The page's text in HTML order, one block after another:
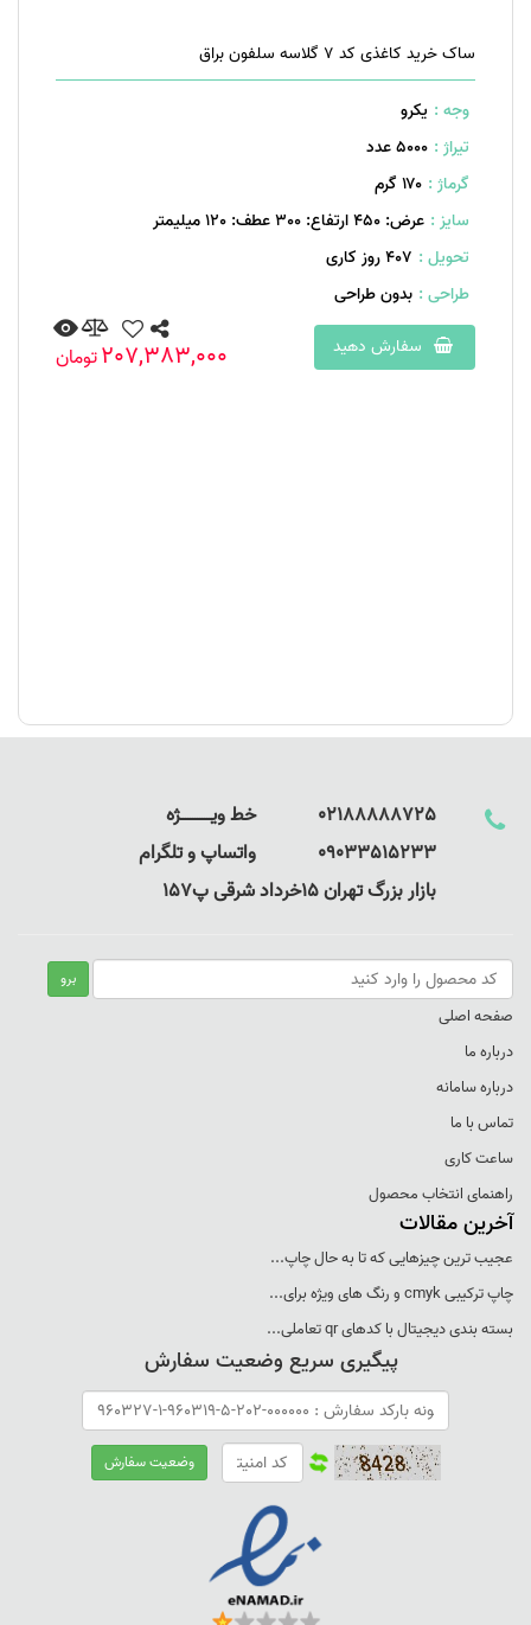
ساک خرید کاغذی کد 7 گلاسه سلفون براق
وجه : یکرو
تیراژ : 5000 عدد
گرماژ : ۱۷۰ گرم
سایز : عرض: 450 ارتفاع: 300 عطف: 120 میلیمتر
تحویل : 407 روز کاری
طراحی : بدون طراحی
سفارش دهید
207,383,000تومان
02188888725 خط ویـــــــــــــژه
09033515233 واتساپ و تلگرام
بازار بزرگ تهران 15خرداد شرقی پ157
صفحه اصلی
درباره ما
درباره سامانه
تماس با ما
ساعت کاری
راهنمای انتخاب محصول
آخرین مقالات
عجيب ترين چيزهايی که تا به حال چاپ...
چاپ ترکيبی cmyk و رنگ های ويژه برای...
بسته بندی ديجيتال با کدهای qr تعاملی...
پیگیری سریع وضعیت سفارش